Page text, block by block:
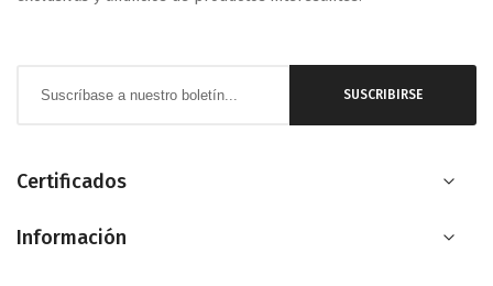
boletín
noticias:
SUSCRIBIRSE
Certificados
Información